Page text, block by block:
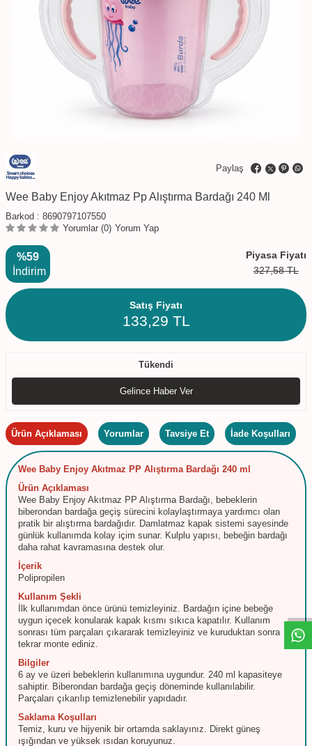
Paylaş
Wee Baby Enjoy Akıtmaz Pp Alıştırma Bardağı 240 Ml
Barkod : 8690797107550
Yorumlar (0) Yorum Yap
%59
İndirim
Piyasa Fiyatı
327,58TL
Satış Fiyatı
133,29 TL
Tükendi
Gelince Haber Ver
Ürün Açıklaması Yorumlar Tavsiye Et İade Koşulları
Wee Baby Enjoy Akıtmaz PP Alıştırma Bardağı 240 ml
Ürün Açıklaması
Wee Baby Enjoy Akıtmaz PP Alıştırma Bardağı, bebeklerin
biberondan bardağa geçiş sürecini kolaylaştırmaya yardımcı olan
pratik bir alıştırma bardağıdır. Damlatmaz kapak sistemi sayesinde
günlük kullanımda kolay içim sunar. Kulplu yapısı, bebeğin bardağı
daha rahat kavramasına destek olur.
İçerik
Polipropilen
Kullanım Şekli
İlk kullanımdan önce ürünü temizleyiniz. Bardağın içine bebeğe
uygun içecek konularak kapak kısmı sıkıca kapatılır. Kullanım
sonrası tüm parçaları çıkararak temizleyiniz ve kuruduktan sonra
tekrar monte ediniz.
Bilgiler
6 ay ve üzeri bebeklerin kullanımına uygundur. 240 ml kapasiteye
sahiptir. Biberondan bardağa geçiş döneminde kullanılabilir.
Parçaları çıkarılıp temizlenebilir yapıdadır.
Saklama Koşulları
Temiz, kuru ve hijyenik bir ortamda saklayınız. Direkt güneş
ışığından ve yüksek ısıdan koruyunuz.